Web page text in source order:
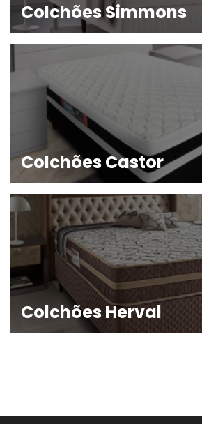
Colchões Simmons
Colchões Castor
Colchões Herval